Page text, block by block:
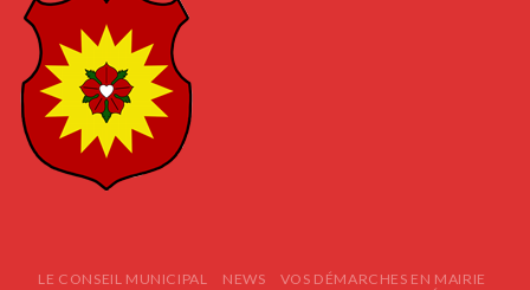
LE CONSEIL MUNICIPAL NEWS
VOS DÉMARCHES EN MAIRIE